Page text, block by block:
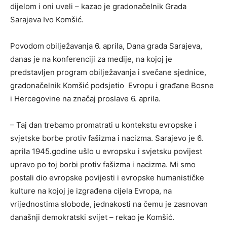
dijelom i oni uveli – kazao je gradonačelnik Grada
Sarajeva Ivo Komšić.
Povodom obilježavanja 6. aprila, Dana grada Sarajeva,
danas je na konferenciji za medije, na kojoj je
predstavljen program obilježavanja i svečane sjednice,
gradonačelnik Komšić podsjetio Evropu i građane Bosne
i Hercegovine na značaj proslave 6. aprila.
– Taj dan trebamo promatrati u kontekstu evropske i
svjetske borbe protiv fašizma i nacizma. Sarajevo je 6.
aprila 1945.godine ušlo u evropsku i svjetsku povijest
upravo po toj borbi protiv fašizma i nacizma. Mi smo
postali dio evropske povijesti i evropske humanističke
kulture na kojoj je izgrađena cijela Evropa, na
vrijednostima slobode, jednakosti na čemu je zasnovan
današnji demokratski svijet – rekao je Komšić.